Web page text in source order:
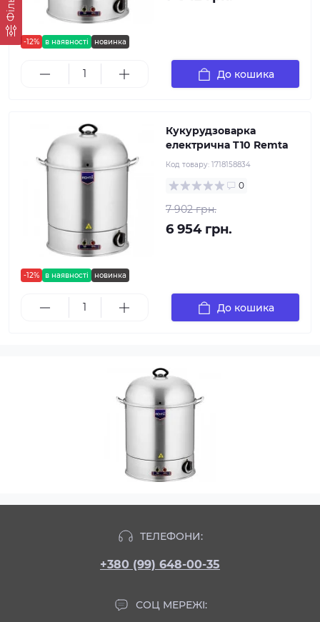
-12% в наявності новинка
До кошика
-12% в наявності новинка
Кукурудзоварка
електрична T10 Remta
Код товару: 1718158834
0
7 902 грн.
6 954 грн.
До кошика
ТЕЛЕФОНИ:
+380 (99) 648-00-35
СОЦ МЕРЕЖІ: